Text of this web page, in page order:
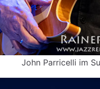
John Parricelli im